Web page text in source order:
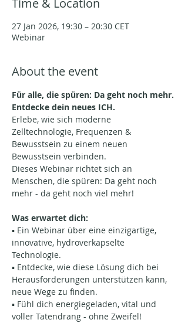
Time & Location
27 Jan 2026, 19:30 – 20:30 CET
Webinar
About the event
Für alle, die spüren: Da geht noch mehr.
Entdecke dein neues ICH.
Erlebe, wie sich moderne
Zelltechnologie, Frequenzen &
Bewusstsein zu einem neuen
Bewusstsein verbinden.
Dieses Webinar richtet sich an
Menschen, die spüren: Da geht noch
mehr - da geht noch viel mehr!
Was erwartet dich:
▪️ Ein Webinar über eine einzigartige,
innovative, hydroverkapselte
Technologie.
▪️ Entdecke, wie diese Lösung dich bei
Herausforderungen unterstützen kann,
neue Wege zu finden.
▪️ Fühl dich energiegeladen, vital und
voller Tatendrang - ohne Zweifel!